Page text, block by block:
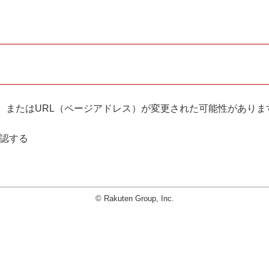
たはURL（ページアドレス）が変更された可能性がありま
する
© Rakuten Group, Inc.